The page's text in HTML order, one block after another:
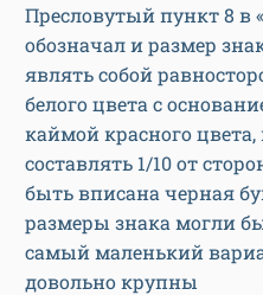
Пресловутый пункт 8 в
обозначал и размер
являть собой
белого цвета с
каймой красного
составлять 1/10 от
быть вписана черная
размеры знака могли
самый маленький
довольно крупны